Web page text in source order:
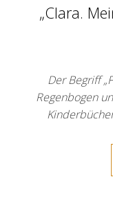
„Clara.
Der Begriff
Regenbogen